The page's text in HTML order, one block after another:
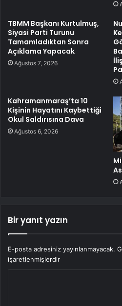
TBMM Başkanı Kurtulmuş,
Siyasi Parti Turunu
Tamamladıktan Sonra
Açıklama Yapacak
Ağustos 7, 2026
Kahramanmaraş’ta 10
Kişinin Hayatını Kaybettiği
Okul Saldırısına Dava
Ağustos 6, 2026
Bir yanıt yazın
E-posta adresiniz yayınlanmayacak.
işaretlenmişlerdir